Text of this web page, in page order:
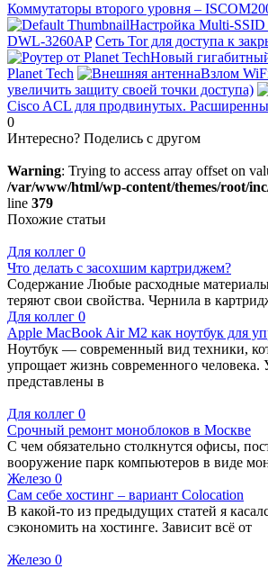
Коммутаторы второго уровня –
Настройка Multi-SSID
DWL-3260AP Сеть Tor для доступа к
Новый
Planet Tech
Взлом
увеличить защиту своей точки доступа)
Cisco ACL для продвинутых.
0
Интересно? Поделись с другом
Warning: Trying to access array offset on
/var/www/html/wp-content/themes/root/
line 379
Похожие статьи
Для коллег 0
Что делать с засохшим картриджем?
Содержание Любые расходные
теряют свои свойства. Чернила в
Для коллег 0
Apple MacBook Air M2 как ноутбук для
Ноутбук — современный вид техники,
упрощает жизнь современного человека.
представлены в
Для коллег 0
Срочный ремонт моноблоков в Москве
С чем обязательно столкнутся офисы,
вооружение парк компьютеров в виде
Железо 0
Сам себе хостинг – вариант Colocation
В какой-то из предыдущих статей я
сэкономить на хостинге. Зависит всё от
Железо 0